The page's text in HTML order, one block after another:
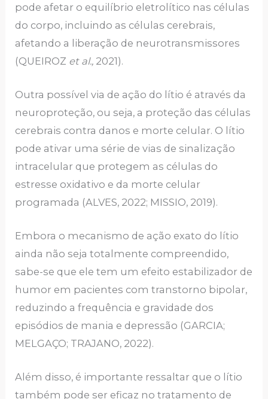
pode afetar o equilíbrio eletrolítico nas células
do corpo, incluindo as células cerebrais,
afetando a liberação de neurotransmissores
(QUEIROZ et al., 2021).
Outra possível via de ação do lítio é através da
neuroproteção, ou seja, a proteção das células
cerebrais contra danos e morte celular. O lítio
pode ativar uma série de vias de sinalização
intracelular que protegem as células do
estresse oxidativo e da morte celular
programada (ALVES, 2022; MISSIO, 2019).
Embora o mecanismo de ação exato do lítio
ainda não seja totalmente compreendido,
sabe-se que ele tem um efeito estabilizador de
humor em pacientes com transtorno bipolar,
reduzindo a frequência e gravidade dos
episódios de mania e depressão (GARCIA;
MELGAÇO; TRAJANO, 2022).
Além disso, é importante ressaltar que o lítio
também pode ser eficaz no tratamento de